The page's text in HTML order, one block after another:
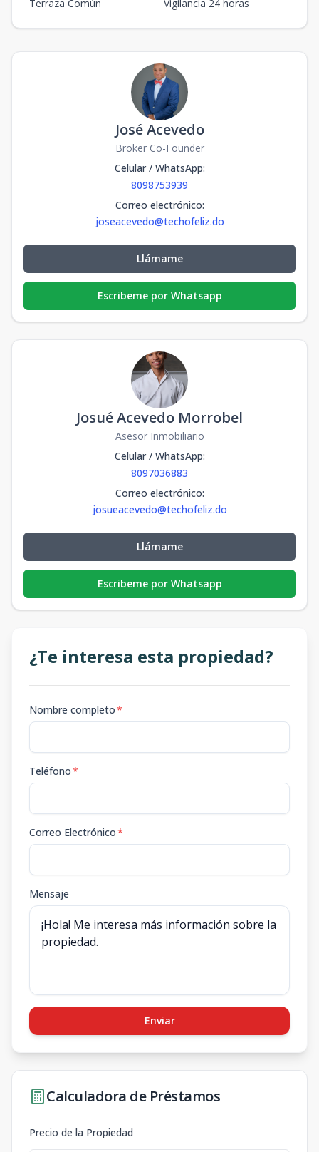
Terraza Común Vigilancia 24 horas
José Acevedo
Broker Co-Founder
Celular / WhatsApp:
8098753939
Correo electrónico:
joseacevedo@techofeliz.do
Llámame
Escribeme por Whatsapp
Josué Acevedo Morrobel
Asesor Inmobiliario
Celular / WhatsApp:
8097036883
Correo electrónico:
josueacevedo@techofeliz.do
Llámame
Escribeme por Whatsapp
¿Te interesa esta propiedad?
Nombre completo*
Teléfono*
Correo Electrónico*
Mensaje
Enviar
Calculadora de Préstamos
Precio de la Propiedad